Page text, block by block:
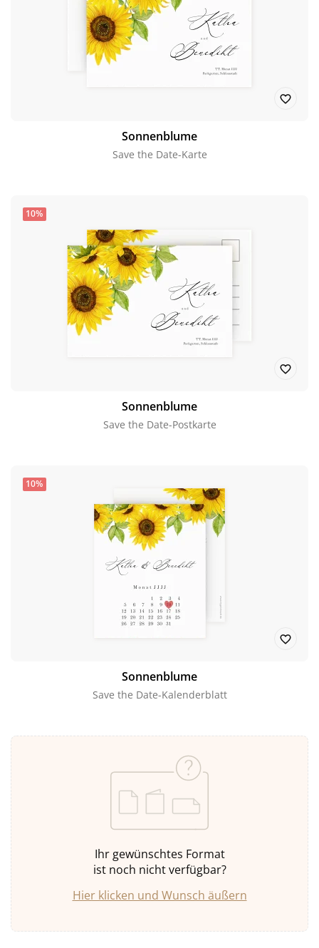
Sonnenblume
Save the Date-Karte
10%
Sonnenblume
Save the Date-Postkarte
10%
Sonnenblume
Save the Date-Kalenderblatt
Ihr gewünschtes Format
ist noch nicht verfügbar?
Hier klicken und Wunsch äußern